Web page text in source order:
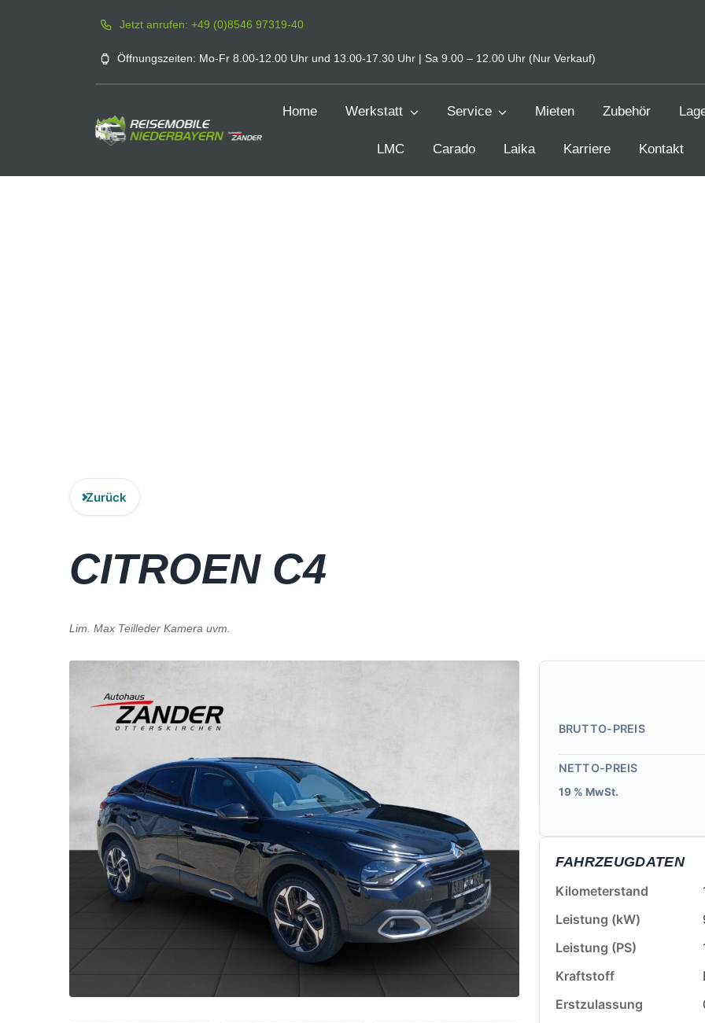
Jetzt anrufen: +49 (0)8546 97319-40
Öffnungszeiten: Mo-Fr 8.00-12.00 Uhr und 13.00-17.30 Uhr | Sa 9.00 – 12.00 Uhr (Nur Verkauf)
Home Werkstatt Service Mieten Zubehör
LMC Carado Laika Karriere Kontakt
Zurück
CITROEN C4
Lim. Max Teilleder Kamera uvm.
BRUTTO-PREIS
NETTO-PREIS
19 % MwSt.
FAHRZEUGDATEN
Kilometerstand
Leistung (kW)
Leistung (PS)
Kraftstoff
Erstzulassung